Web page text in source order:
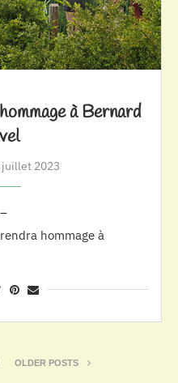
à Bernard
juillet 2023
hommage à
OLDER POSTS